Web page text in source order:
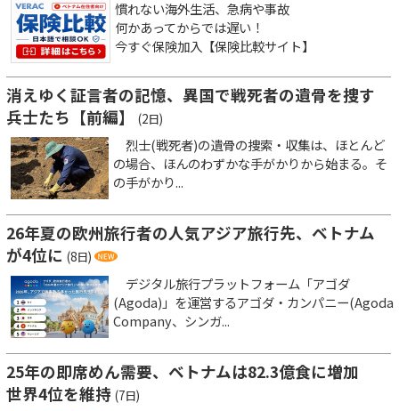
慣れない海外生活、急病や事故
何かあってからでは遅い！
今すぐ保険加入【保険比較サイト】
消えゆく証言者の記憶、異国で戦死者の遺骨を捜す
兵士たち【前編】
(2日)
烈士(戦死者)の遺骨の捜索・収集は、ほとんど
の場合、ほんのわずかな手がかりから始まる。そ
の手がかり...
26年夏の欧州旅行者の人気アジア旅行先、ベトナム
が4位に (8日)
デジタル旅行プラットフォーム「アゴダ
(Agoda)」を運営するアゴダ・カンパニー(Agoda
Company、シンガ...
25年の即席めん需要、ベトナムは82.3億食に増加
世界4位を維持 (7日)